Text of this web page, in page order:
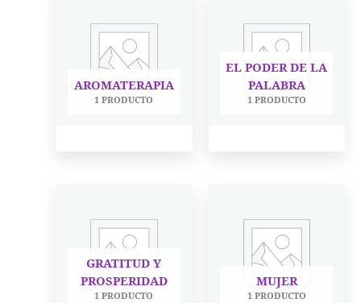
AROMATERAPIA
1 PRODUCTO
EL PODER DE LA
PALABRA
1 PRODUCTO
GRATITUD Y
PROSPERIDAD
1 PRODUCTO
MUJER
1 PRODUCTO